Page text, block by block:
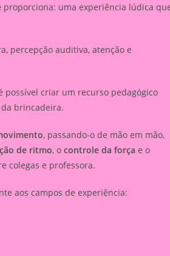
proporciona: uma experiência lúdica
percepção auditiva, atenção e
possível criar um recurso pedagógico
brincadeira.
, passando-o de mão em mão,
de ritmo, o controle da força e o
colegas e professora.
aos campos de experiência: